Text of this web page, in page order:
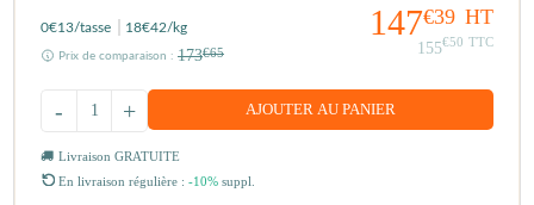
147€39 HT
155€50 TTC
0€13/tasse 18€42/kg
Prix de comparaison : 173€65
+
- AJOUTER AU PANIER
Livraison GRATUITE
En livraison régulière : -10% suppl.